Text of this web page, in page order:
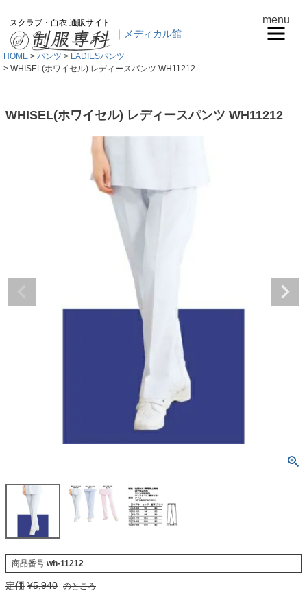
スクラブ・白衣 通販サイト
｜メディカル館
menu
HOME パンツ
LADIESパンツ
WHISEL(ホワイセル) レディースパンツ WH11212
WHISEL(ホワイセル) レディースパンツ WH11212
商品番号 wh-11212
定価 ¥5,940 のところ